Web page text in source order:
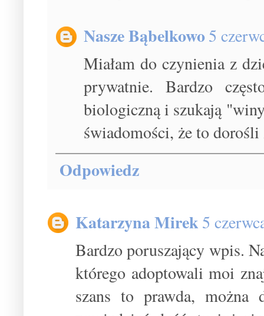
Nasze Bąbelkowo5
Miałam do czynienia z
prywatnie. Bardzo
biologiczną i szukają
świadomości, że to
Odpowiedz
Katarzyna Mirek 5
Bardzo poruszający wpis.
którego adoptowali moi
szans to prawda, można